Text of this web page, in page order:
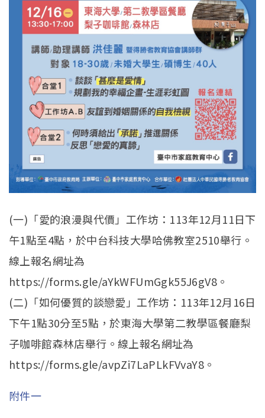
(一)「愛的浪漫與代價」工作坊：113年12月11日下
午1點至4點，於中台科技大學哈佛教室2510舉行。
線上報名網址為
https://forms.gle/aYkWFUmGgk55J6gV8。
(二)「如何優質的談戀愛」工作坊：113年12月16日
下午1點30分至5點，於東海大學第二教學區餐廳梨
子咖啡館森林店舉行。線上報名網址為
https://forms.gle/avpZi7LaPLkFVvaY8。
附件一